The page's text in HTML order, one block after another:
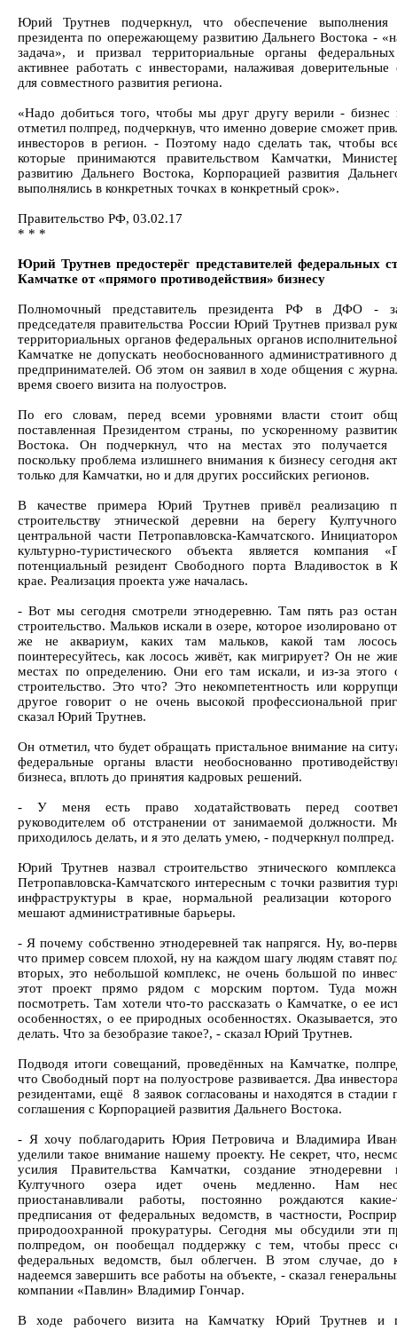
Юрий Трутнев подчеркнул, что обеспечение выполнения
президента по опережающему развитию Дальнего Востока -
задача», и призвал территориальные органы
активнее работать с инвесторами, налаживая
для совместного развития региона.
«Надо добиться того, чтобы мы друг другу верили - бизнес
отметил полпред, подчеркнув, что именно доверие сможет
инвесторов в регион. - Поэтому надо сделать так, чтобы
которые принимаются правительством Камчатки,
развитию Дальнего Востока, Корпорацией развития
выполнялись в конкретных точках в конкретный срок».
Правительство РФ, 03.02.17
* * *
Юрий Трутнев предостерёг представителей федеральных
Камчатке от «прямого противодействия» бизнесу
Полномочный представитель президента РФ в ДФО -
председателя правительства России Юрий Трутнев призвал
территориальных органов федеральных органов
Камчатке не допускать необоснованного административного
предпринимателей. Об этом он заявил в ходе общения с
время своего визита на полуостров.
По его словам, перед всеми уровнями власти стоит
поставленная Президентом страны, по ускоренному
Востока. Он подчеркнул, что на местах это получается
поскольку проблема излишнего внимания к бизнесу сегодня
только для Камчатки, но и для других российских регионов.
В качестве примера Юрий Трутнев привёл реализацию
строительству этнической деревни на берегу
центральной части Петропавловска-Камчатского.
культурно-туристического объекта является компания
потенциальный резидент Свободного порта Владивосток в
крае. Реализация проекта уже началась.
- Вот мы сегодня смотрели этнодеревню. Там пять раз
строительство. Мальков искали в озере, которое изолировано
же не аквариум, каких там мальков, какой там
поинтересуйтесь, как лосось живёт, как мигрирует? Он не
местах по определению. Они его там искали, и из-за этого
строительство. Это что? Это некомпетентность или
другое говорит о не очень высокой профессиональной
сказал Юрий Трутнев.
Он отметил, что будет обращать пристальное внимание на
федеральные органы власти необоснованно
бизнеса, вплоть до принятия кадровых решений.
- У меня есть право ходатайствовать перед
руководителем об отстранении от занимаемой должности.
приходилось делать, и я это делать умею, - подчеркнул полпред.
Юрий Трутнев назвал строительство этнического
Петропавловска-Камчатского интересным с точки развития
инфраструктуры в крае, нормальной реализации
мешают административные барьеры.
- Я почему собственно этнодеревней так напрягся. Ну, во-
что пример совсем плохой, ну на каждом шагу людям ставят
вторых, это небольшой комплекс, не очень большой по
этот проект прямо рядом с морским портом. Туда
посмотреть. Там хотели что-то рассказать о Камчатке, о ее
особенностях, о ее природных особенностях. Оказывается,
делать. Что за безобразие такое?, - сказал Юрий Трутнев.
Подводя итоги совещаний, проведённых на Камчатке,
что Свободный порт на полуострове развивается. Два
резидентами, ещё 8 заявок согласованы и находятся в стадии
соглашения с Корпорацией развития Дальнего Востока.
- Я хочу поблагодарить Юрия Петровича и Владимира
уделили такое внимание нашему проекту. Не секрет, что,
усилия Правительства Камчатки, создание этнодеревни
Култучного озера идет очень медленно. Нам
приостанавливали работы, постоянно рождаются
предписания от федеральных ведомств, в частности,
природоохранной прокуратуры. Сегодня мы обсудили эти
полпредом, он пообещал поддержку с тем, чтобы пресс
федеральных ведомств, был облегчен. В этом случае, до
надеемся завершить все работы на объекте, - сказал
компании «Павлин» Владимир Гончар.
В ходе рабочего визита на Камчатку Юрий Трутнев и